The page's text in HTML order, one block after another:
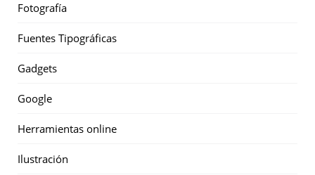
Fotografía
Fuentes Tipográficas
Gadgets
Google
Herramientas online
Ilustración